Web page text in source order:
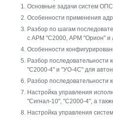
Основные задачи систем
Особенности применения
Разбор по шагам
с АРМ "С2000, АРМ "Орион" и
Особенности
Разбор
"С2000-4" и "УО-4С" для
Разбор
Настройка управления
"Сигнал-10", "С2000-4", а
Настройка управления